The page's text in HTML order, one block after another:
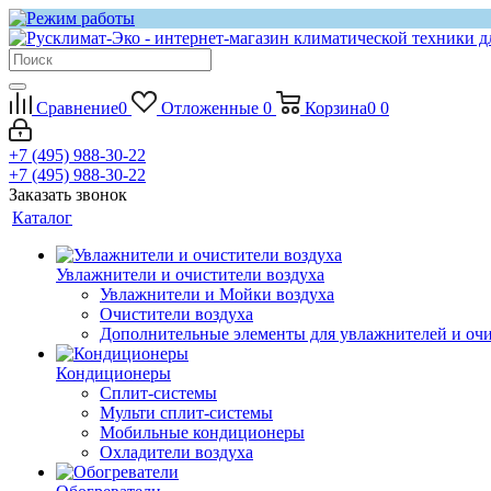
Сравнение0 Отложенные 0 Корзина0 0
+7 (495) 988-30-22
+7 (495) 988-30-22
Заказать звонок
Каталог
Увлажнители и очистители воздуха
Увлажнители и Мойки воздуха
Очистители воздуха
Дополнительные элементы для увлажнителей и
Кондиционеры
Сплит-системы
Мульти сплит-системы
Мобильные кондиционеры
Охладители воздуха